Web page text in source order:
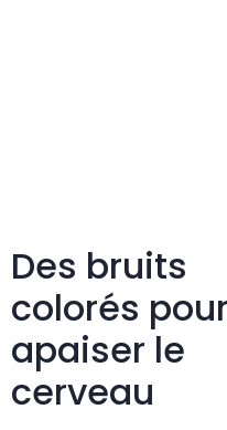
Des bruits
colorés pour
apaiser le
cerveau